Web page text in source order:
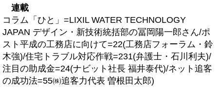
連載
コラム「ひと」=LIXIL WATER TECHNOLOGY
JAPAN デザイン・新技術統括部の冨岡陽一郎さん/ポ
スト平成の工務店に向けて=22(工務店フォーラム・鈴
木強)/住宅トラブル対応作戦=231(弁護士・石川利夫)/
注目の助成金=24(ナビット社長 福井泰代)/ネット追客
の成功法=55㈱追客力代表 曽根田太郎)